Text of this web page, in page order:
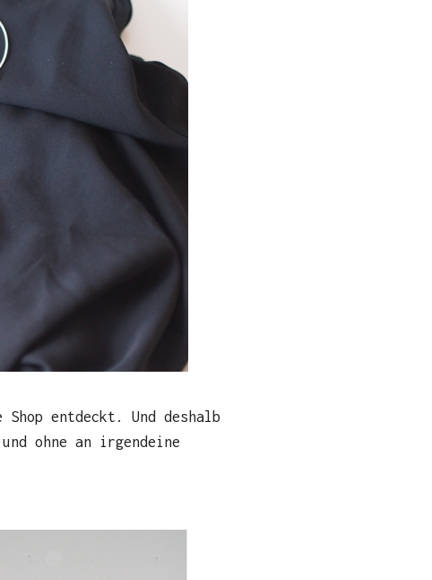
Shop entdeckt. Und deshalb
ohne an irgendeine